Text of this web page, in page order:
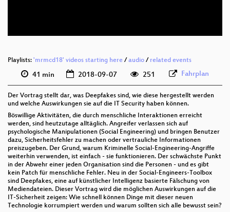
Playlists: 'mrmcd18' videos starting here / audio / related events
41 min 2018-09-07 251 Fahrplan
Der Vortrag stellt dar, was Deepfakes sind, wie diese hergestellt werden
und welche Auswirkungen sie auf die IT Security haben können.
Böswillige Aktivitäten, die durch menschliche Interaktionen erreicht
werden, sind heutzutage alltäglich. Angreifer verlassen sich auf
psychologische Manipulationen (Social Engineering) und bringen Benutzer
dazu, Sicherheitsfehler zu machen oder vertrauliche Informationen
preiszugeben. Der Grund, warum Kriminelle Social-Engineering-Angriffe
weiterhin verwenden, ist einfach - sie funktionieren. Der schwächste Punkt
in der Abwehr einer jeden Organisation sind die Personen - und es gibt
kein Patch für menschliche Fehler. Neu in der Social-Engineers-Toolbox
sind Deepfakes, eine auf künstlicher Intelligenz basierte Fälschung von
Mediendateien. Dieser Vortrag wird die möglichen Auswirkungen auf die
IT-Sicherheit zeigen: Wie schnell können Dinge mit dieser neuen
Technologie korrumpiert werden und warum sollten sich alle bewusst sein?